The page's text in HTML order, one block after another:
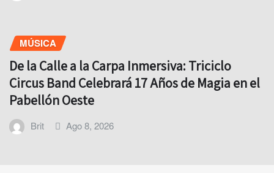
MÚSICA
De la Calle a la Carpa Inmersiva: Triciclo
Circus Band Celebrará 17 Años de Magia en el
Pabellón Oeste
Brit Ago 8, 2026